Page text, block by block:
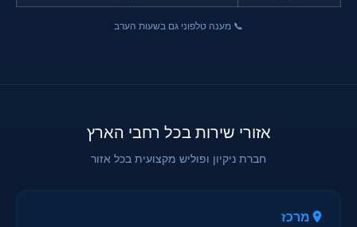
📞 מענה טלפוני גם בשעות הערב
אזורי שירות בכל רחבי הארץ
חברת ניקיון ופוליש מקצועית בכל אזור
מרכז